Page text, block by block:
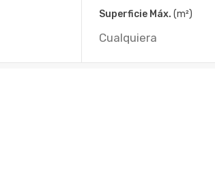
Superficie Máx. (m²)